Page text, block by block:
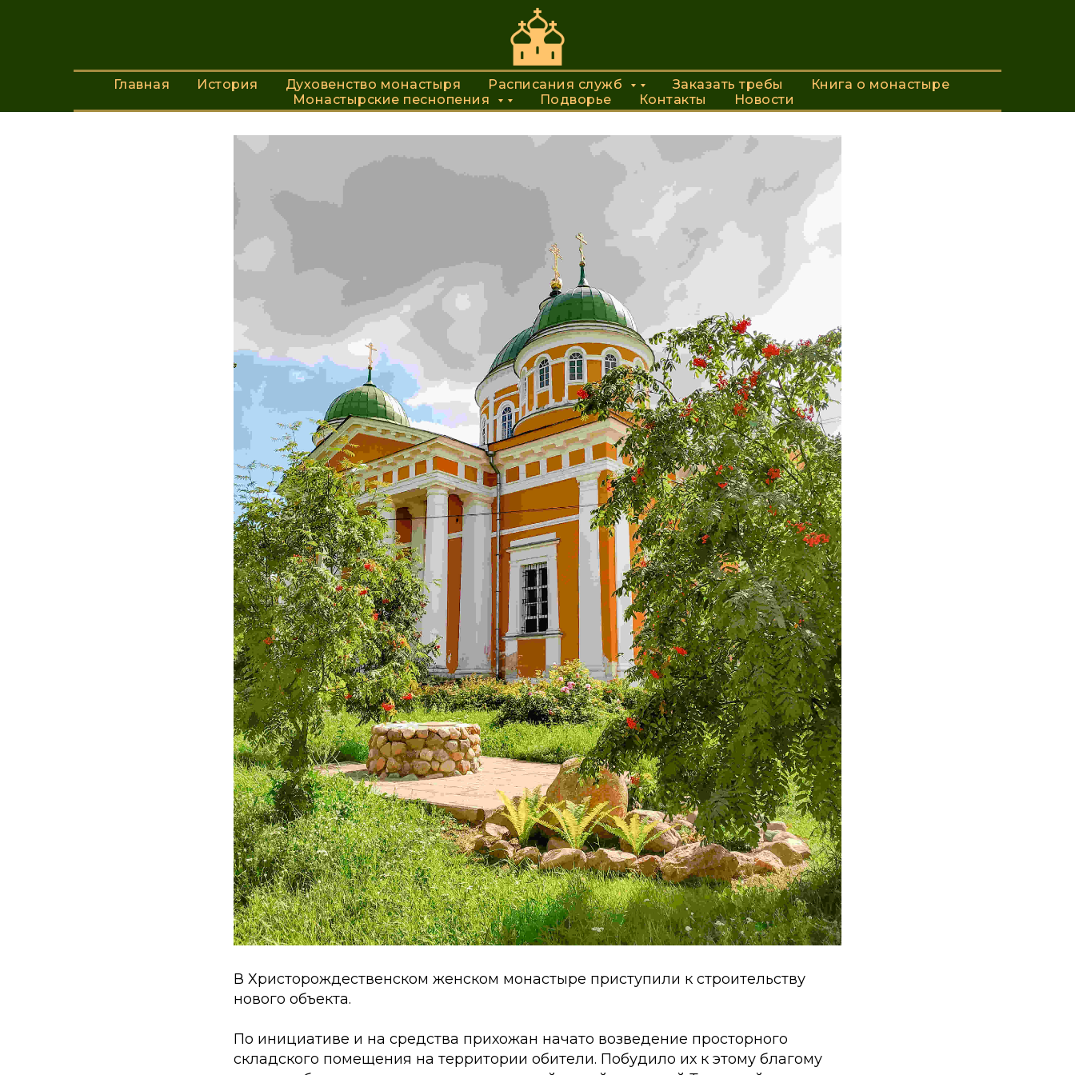
Главная История Духовенство монастыря Расписания служб Заказать требы
Книга о монастыре
Монастырские песнопения
Подворье Контакты Новости
Благородная инициатива прихожан
В Христорождественском женском монастыре приступили к строительству
нового объекта.
По инициативе и на средства прихожан начато возведение просторного
складского помещения на территории обители. Побудило их к этому благому
Главная История Духовенство монастыря Расписания служб Заказать требы
Книга о монастыре
Монастырские песнопения
Подворье Контакты Новости